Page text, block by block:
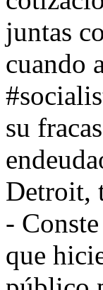
juntas
cuando
su
Detroit,
-
que